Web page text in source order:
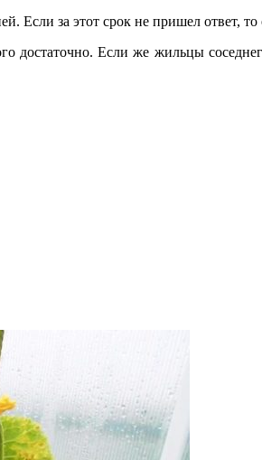
за этот срок не пришел ответ, то
достаточно. Если же жильцы